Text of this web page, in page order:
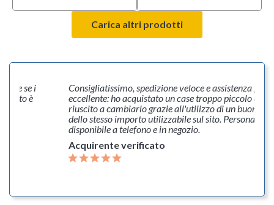
Carica altri prodotti
se i
tutto è
Consigliatissimo, spedizione veloce e assistenza
eccellente: ho acquistato un case troppo piccolo e
riuscito a cambiarlo grazie all'utilizzo di un buono
dello stesso importo utilizzabile sul sito. Personale
disponibile a telefono e in negozio.
Acquirente verificato